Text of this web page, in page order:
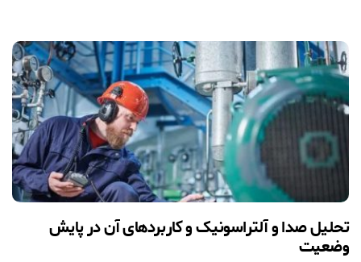
تحلیل صدا و آلتراسونیک و کاربردهای آن در پایش
وضعیت